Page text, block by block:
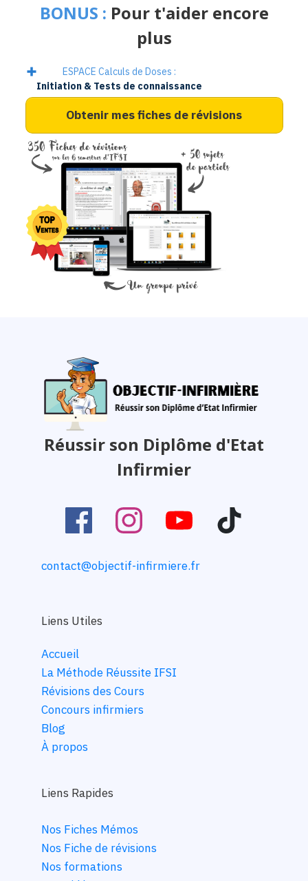
BONUS : Pour t'aider encore
plus
ESPACE Calculs de Doses :
Initiation & Tests de connaissance
Obtenir mes fiches de révisions
Réussir son Diplôme d'Etat
Infirmier
contact@objectif-infirmiere.fr
Liens Utiles
Accueil
La Méthode Réussite IFSI
Révisions des Cours
Concours infirmiers
Blog
À propos
Liens Rapides
Nos Fiches Mémos
Nos Fiche de révisions
Nos formations